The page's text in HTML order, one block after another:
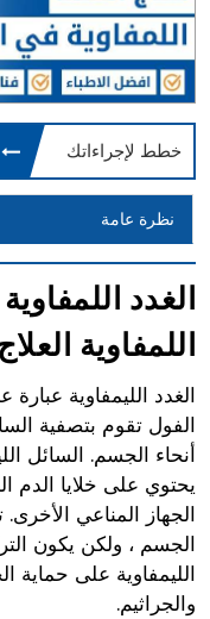
خطط لإجراءاتك
نظرة عامة
الغدد
اللمفاوية
الغدد الليمفاوية
الفول تقوم بتصفية
أنحاء الجسم. السائل
يحتوي على خلايا الدم
الجهاز المناعي
الجسم ، ولكن يكون
الليمفاوية على
والجراثيم.